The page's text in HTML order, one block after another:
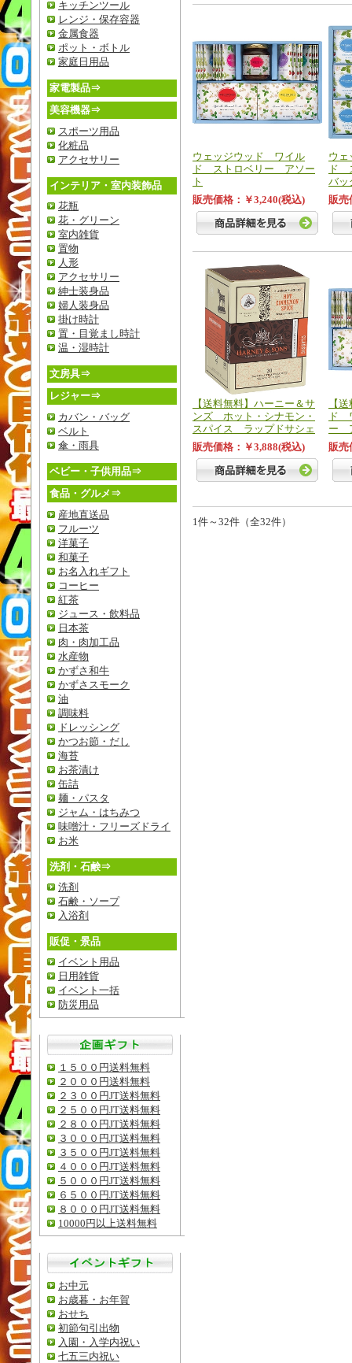
キッチンツール
レンジ・保存容器
金属食器
ポット・ボトル
家庭日用品
家電製品⇒
美容機器⇒
スポーツ用品
化粧品
アクセサリー
インテリア・室内装飾品
花瓶
花・グリーン
室内雑貨
置物
人形
アクセサリー
紳士装身品
婦人装身品
掛け時計
置・目覚まし時計
温・湿時計
文房具⇒
レジャー⇒
カバン・バッグ
ベルト
傘・雨具
ベビー・子供用品⇒
食品・グルメ⇒
産地直送品
フルーツ
洋菓子
和菓子
お名入れギフト
コーヒー
紅茶
ジュース・飲料品
日本茶
肉・肉加工品
水産物
かずさ和牛
かずさスモーク
油
調味料
ドレッシング
かつお節・だし
海苔
お茶漬け
缶詰
麺・パスタ
ジャム・はちみつ
味噌汁・フリーズドライ
お米
洗剤・石鹸⇒
洗剤
石鹸・ソープ
入浴剤
販促・景品
イベント用品
日用雑貨
イベント一括
防災用品
１５００円送料無料
２０００円送料無料
２３００円JT送料無料
２５００円JT送料無料
２８００円JT送料無料
３０００円JT送料無料
３５００円JT送料無料
４０００円JT送料無料
５０００円JT送料無料
６５００円JT送料無料
８０００円JT送料無料
10000円以上送料無料
お中元
お歳暮・お年賀
おせち
初節句引出物
入園・入学内祝い
七五三内祝い
ウェッジウッド ワイル
ド ストロベリー アソー
ト
販売価格：￥3,240(税込)
ウ
ド
バッ
販売
【送料無料】ハーニー＆サ
ンズ ホット・シナモン・
スパイス ラップドサシェ
販売価格：￥3,888(税込)
【
ド
ー
販売
1件～32件（全32件）